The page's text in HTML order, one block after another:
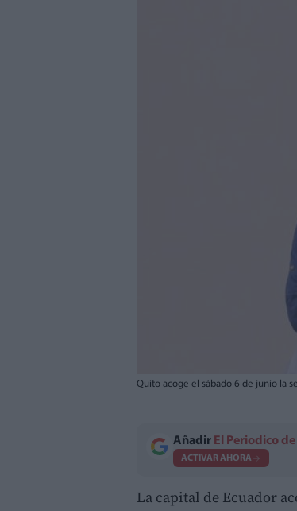
Quito acoge el sábado 6 de junio la
Añadir El Periodico
ACTIVAR AHORA
La capital de Ecuador